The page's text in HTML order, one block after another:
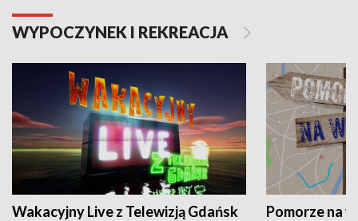
WYPOCZYNEK I REKREACJA
Wakacyjny Live z Telewizją Gdańsk Pomorze na